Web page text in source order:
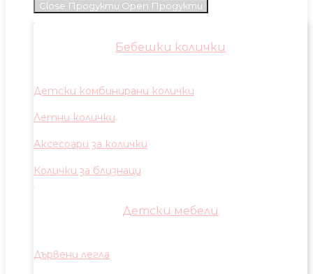
Close Продукти Open Продукти
Бебешки колички
Детски комбинирани колички
Летни колички
Аксесоари за колички
Колички за близнаци
Детски мебели
Дървени легла